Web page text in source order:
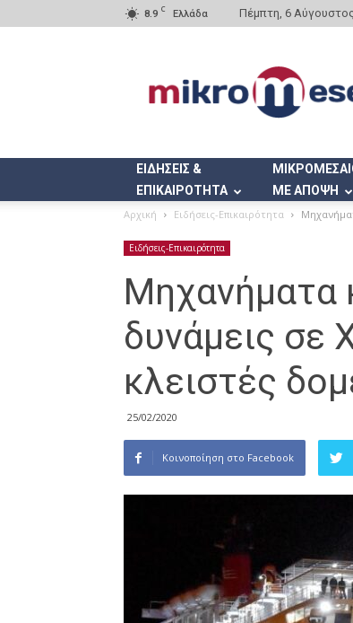
8.9 C Ελλάδα Πέμπτη, 6
ΕΙΔΗΣΕΙΣ &
ΕΠΙΚΑΙΡΟΤΗΤΑ
ΜΕ ΑΠΟΨΗ
Αρχική Ειδήσεις-Επικαιρότητα
Ειδήσεις-Επικαιρότητα
Μηχανήματα
δυνάμεις σε
κλειστές
25/02/2020
Κοινοποίηση στο Facebook